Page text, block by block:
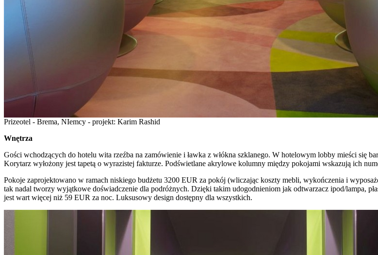
Prizeotel - Brema, NIemcy - projekt: Karim Rashid
Wnętrza
Gości wchodzących do hotelu wita rzeźba na zamówienie i ławka z włókna szklanego. W hotelowym lobby mieści się
Korytarz wyłożony jest tapetą o wyrazistej fakturze. Podświetlane akrylowe kolumny między pokojami wskazują ich
Pokoje zaprojektowano w ramach niskiego budżetu 3200 EUR za pokój (wliczając koszty mebli, wykończenia i
tak nadal tworzy wyjątkowe doświadczenie dla podróżnych. Dzięki takim udogodnieniom jak odtwarzacz ipod/lampa,
jest wart więcej niż 59 EUR za noc. Luksusowy design dostępny dla wszystkich.